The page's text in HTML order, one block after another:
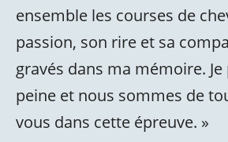
ensemble les courses de
passion, son rire et sa
gravés dans ma mémoire.
peine et nous sommes de
vous dans cette épreuve. »